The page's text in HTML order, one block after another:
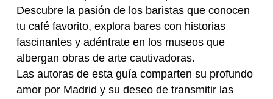
Descubre la pasión de los baristas que conocen
tu café favorito, explora bares con historias
fascinantes y adéntrate en los museos que
albergan obras de arte cautivadoras.
Las autoras de esta guía comparten su profundo
amor por Madrid y su deseo de transmitir las